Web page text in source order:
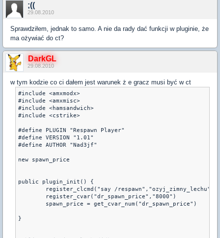
;((
29.08.2010
Sprawdziłem, jednak to samo. A nie da rady dać funkcji w pluginie, że
ma ożywiać do ct?
DarkGL
29.08.2010
w tym kodzie co ci dałem jest warunek ż e gracz musi być w ct
#include <amxmodx>
#include <amxmisc>
#include <hamsandwich>
#include <cstrike>
#define PLUGIN "Respawn Player"
#define VERSION "1.01"
#define AUTHOR "Nad3jf"
new spawn_price
public plugin_init() {
}